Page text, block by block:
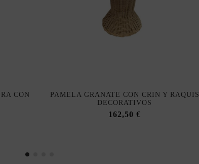
CON
PAMELA GRANATE CON CRIN Y RAQUIS
DECORATIVOS
162,50 €